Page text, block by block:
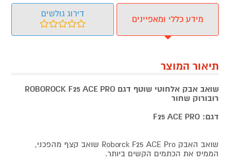
מידע כללי ומאפיינים
דירוג גולשים
תיאור המוצר
שואב אבק אלחוטי שוטף דגם ROBOROCK F25 ACE PRO
רובורוק שחור
דגם: F25 ACE PRO
שואב האבק Roborck F25 ACE Pro שואב קצף מהפכני,
הממיס את הכתמים הקשים ביותר.